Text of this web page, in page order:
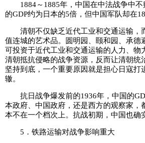
1884～1885年，中国在中法战争中不
的GDP约为日本的5倍，但中国军队却在
清朝不仅缺乏近代工业和交通运输，
值连城的艺术品。圆明园、颐和园、承
可投资于近代工业和交通运输的人力、
清朝抵抗侵略的战争资源，反而让清朝
坚持到底，一个重要原因就是担心日寇
辙。
抗日战争爆发前的1936年，中国的
本政府、中国政府，还是西方的观察家
本不在一个档次上。抗战初期，中国也确
5．铁路运输对战争影响重大